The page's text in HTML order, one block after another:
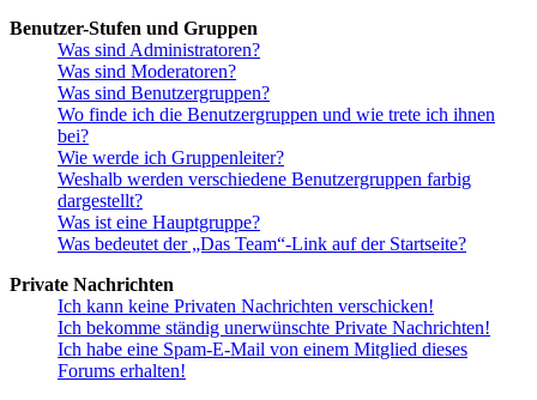
Benutzer-Stufen und Gruppen
Was sind Administratoren?
Was sind Moderatoren?
Was sind Benutzergruppen?
Wo finde ich die Benutzergruppen und wie trete ich ihnen
bei?
Wie werde ich Gruppenleiter?
Weshalb werden verschiedene Benutzergruppen farbig
dargestellt?
Was ist eine Hauptgruppe?
Was bedeutet der „Das Team“-Link auf der Startseite?
Private Nachrichten
Ich kann keine Privaten Nachrichten verschicken!
Ich bekomme ständig unerwünschte Private Nachrichten!
Ich habe eine Spam-E-Mail von einem Mitglied dieses
Forums erhalten!